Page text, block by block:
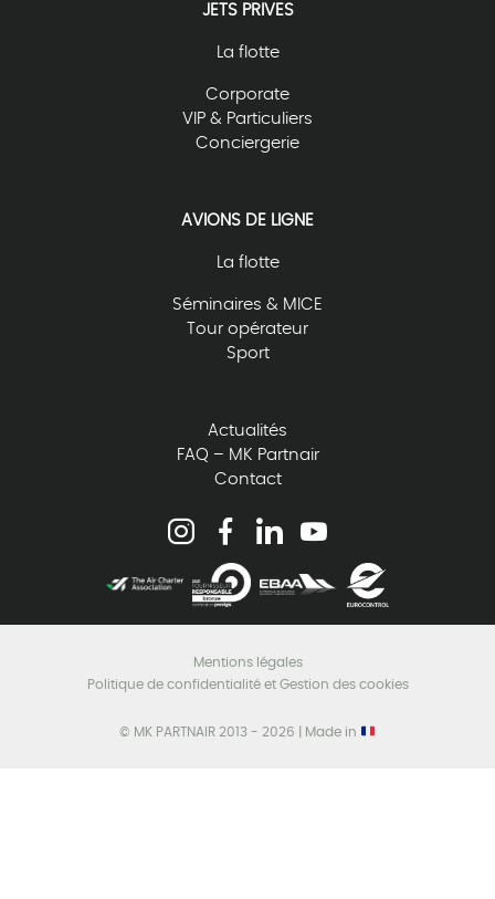
JETS PRIVES
La flotte
Corporate
VIP & Particuliers
Conciergerie
AVIONS DE LIGNE
La flotte
Séminaires & MICE
Tour opérateur
Sport
Actualités
FAQ – MK Partnair
Contact
Mentions légales
Politique de confidentialité et Gestion des cookies
© MK PARTNAIR 2013 - 2026 | Made in